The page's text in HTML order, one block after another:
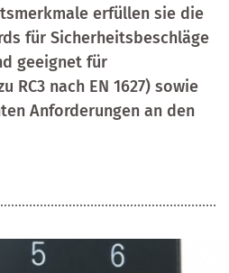
erfüllen sie die
für Sicherheitsbeschläge
geeignet für
RC3 nach EN 1627) sowie
Anforderungen an den